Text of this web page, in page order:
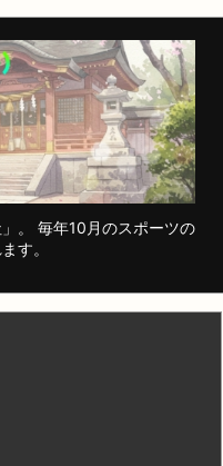
。 毎年10月のスポーツの
す。